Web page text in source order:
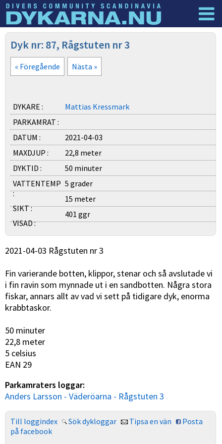
Dyknyheter
Dyk nr: 87, Rågstuten nr 3
« Föregående Nästa »
DYKARE :
Mattias Kressmark
PARKAMRAT :
DATUM :
2021-04-03
MAXDJUP :
22,8 meter
DYKTID :
50 minuter
VATTENTEMP
:
5 grader
SIKT :
15 meter
VISAD :
401 ggr
2021-04-03 Rågstuten nr 3
Fin varierande botten, klippor, stenar och så avslutade vi
i fin ravin som mynnade ut i en sandbotten. Några stora
fiskar, annars allt av vad vi sett på tidigare dyk, enorma
krabbtaskor.
50 minuter
22,8 meter
5 celsius
EAN 29
Parkamraters loggar:
Anders Larsson - Väderöarna - Rågstuten 3
Till loggindex Sök dykloggar Tipsa en vän
Posta
på facebook